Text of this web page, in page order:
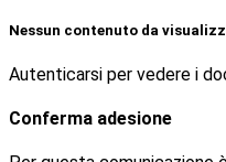
Nessun contenuto da
Autenticarsi per vedere i
Conferma adesione